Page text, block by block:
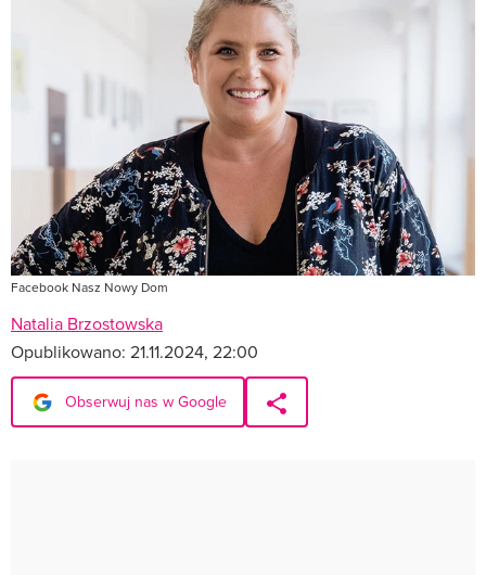
Facebook Nasz Nowy Dom
Natalia Brzostowska
Opublikowano: 21.11.2024, 22:00
Obserwuj nas w Google